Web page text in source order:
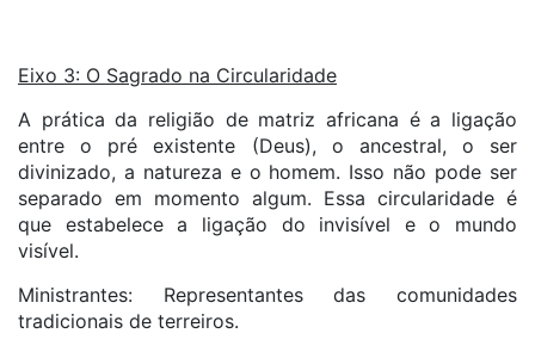
Eixo 3: O Sagrado na Circularidade
A prática da religião de matriz africana é a ligação
entre o pré existente (Deus), o ancestral, o ser
divinizado, a natureza e o homem. Isso não pode ser
separado em momento algum. Essa circularidade é
que estabelece a ligação do invisível e o mundo
visível.
Ministrantes: Representantes das comunidades
tradicionais de terreiros.